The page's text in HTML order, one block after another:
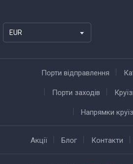
EUR
Порти відправлення
Порти заходів
Напрямки
Акції Блог Контакти